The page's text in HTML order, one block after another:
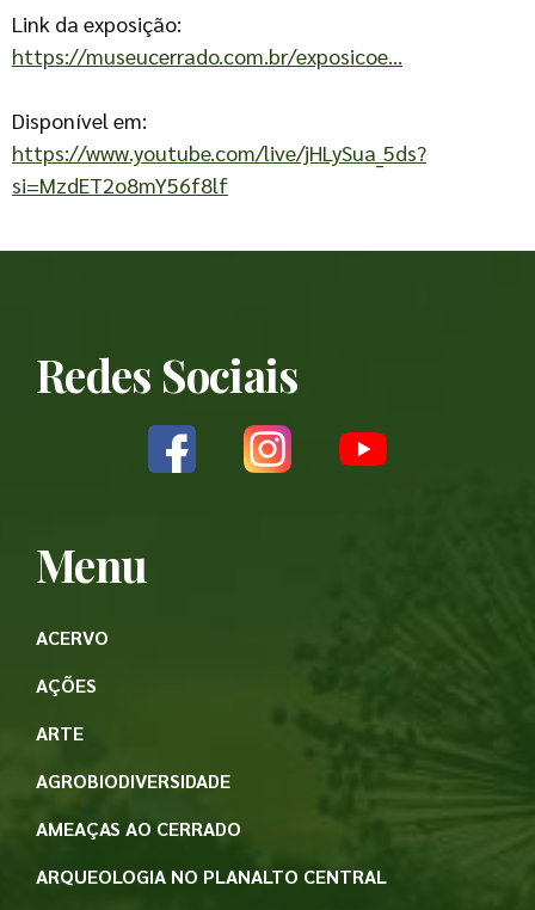
Link da exposição:
https://museucerrado.com.br/exposicoe…
Disponível em:
https://www.youtube.com/live/jHLySua_5ds?
si=MzdET2o8mY56f8lf
Redes Sociais
Menu
ACERVO
AÇÕES
ARTE
AGROBIODIVERSIDADE
AMEAÇAS AO CERRADO
ARQUEOLOGIA NO PLANALTO CENTRAL